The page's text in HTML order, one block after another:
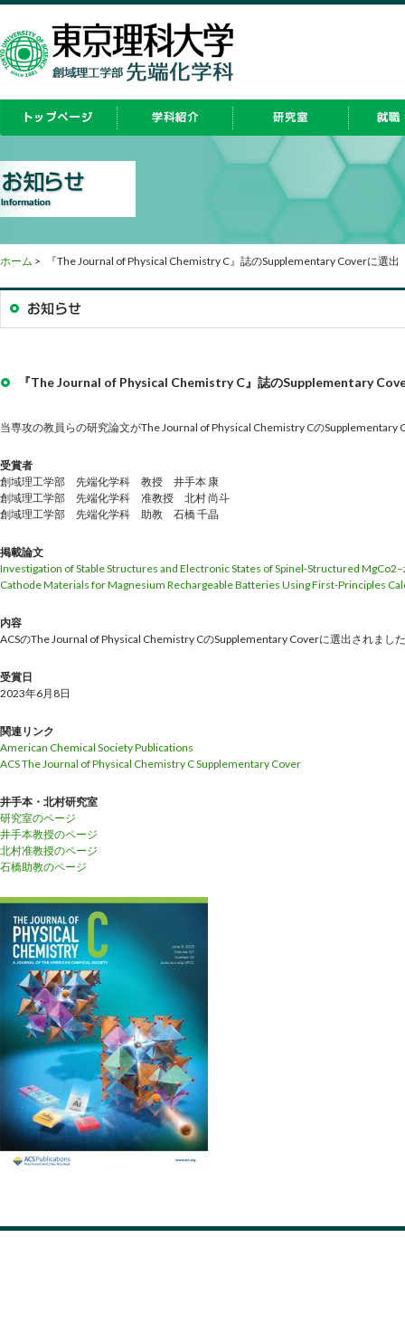
ホーム > 『The Journal of Physical Chemistry C』誌のSupplementary Coverに選出
『The Journal of Physical Chemistry C』誌のSupplementary
当専攻の教員らの研究論文がThe Journal of Physical Chemistry CのSupplementary
受賞者
創域理工学部 先端化学科 教授 井手本 康
創域理工学部 先端化学科 准教授 北村 尚斗
創域理工学部 先端化学科 助教 石橋 千晶
掲載論文
Investigation of Stable Structures and Electronic States of Spinel-Structured
Cathode Materials for Magnesium Rechargeable Batteries Using First-Principles
内容
ACSのThe Journal of Physical Chemistry CのSupplementary Coverに選出されまし
受賞日
2023年6月8日
関連リンク
American Chemical Society Publications
ACS The Journal of Physical Chemistry C Supplementary Cover
井手本・北村研究室
研究室のページ
井手本教授のページ
北村准教授のページ
石橋助教のページ